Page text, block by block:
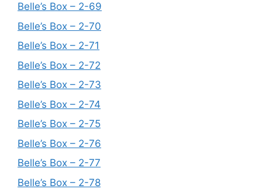
Belle’s Box – 2-69
Belle’s Box – 2-70
Belle’s Box – 2-71
Belle’s Box – 2-72
Belle’s Box – 2-73
Belle’s Box – 2-74
Belle’s Box – 2-75
Belle’s Box – 2-76
Belle’s Box – 2-77
Belle’s Box – 2-78